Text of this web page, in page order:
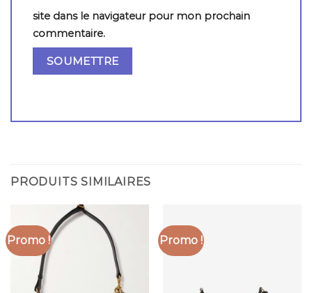
site dans le navigateur pour mon prochain
commentaire.
PRODUITS SIMILAIRES
Promo ! Promo !